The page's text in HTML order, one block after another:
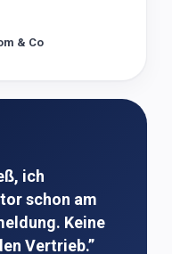
& Co
ich
schon am
Keine
Vertrieb.”